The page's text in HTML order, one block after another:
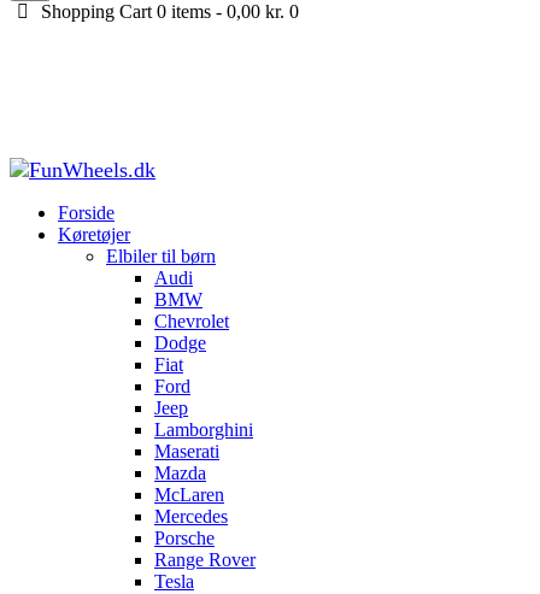
Shopping Cart 0 items -0,00kr. 0
Forside
Køretøjer
Elbiler til børn
Audi
BMW
Chevrolet
Dodge
Fiat
Ford
Jeep
Lamborghini
Maserati
Mazda
McLaren
Mercedes
Porsche
Range Rover
Tesla